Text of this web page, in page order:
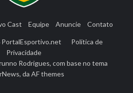
Cast Equipe Anuncie Contato
PortalEsportivo.net
Política de
Privacidade
Rodrigues, com base no tema
, da AF themes